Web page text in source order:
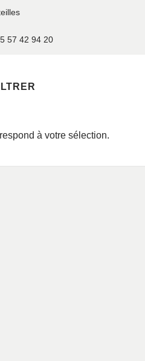
57 42 94 20
à votre sélection.